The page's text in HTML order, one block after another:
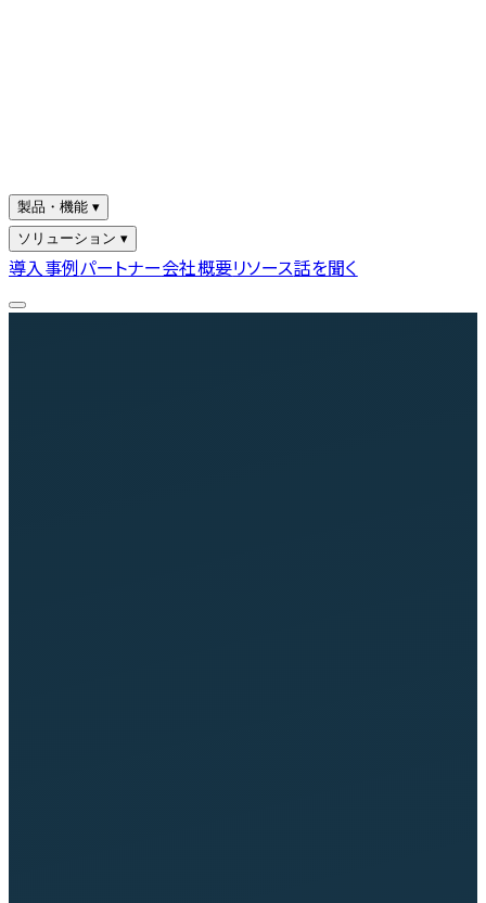
製品・機能 ▾
ソリューション ▾
導入事例パートナー会社概要リソース話を聞く